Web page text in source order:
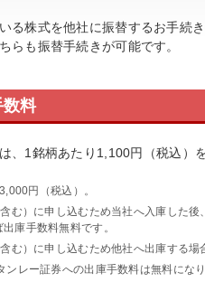
る株式を他社に振替するお手続き
らも振替手続きが可能です。
数料
、1銘柄あたり1,100円（税込）
円（税込）。
む）に申し込むため当社へ入庫した
庫手数料無料です。
む）に申し込むため他社へ出庫する場
レー証券への出庫手数料は無料になり